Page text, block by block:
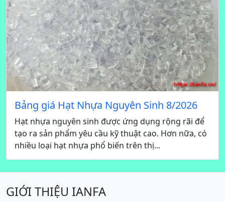
Bảng giá Hạt Nhựa Nguyên Sinh 8/2026
Hạt nhựa nguyên sinh được ứng dụng rộng rãi để
tạo ra sản phẩm yêu cầu kỹ thuật cao. Hơn nữa, có
nhiều loại hạt nhựa phổ biến trên thị...
GIỚI THIỆU IANFA